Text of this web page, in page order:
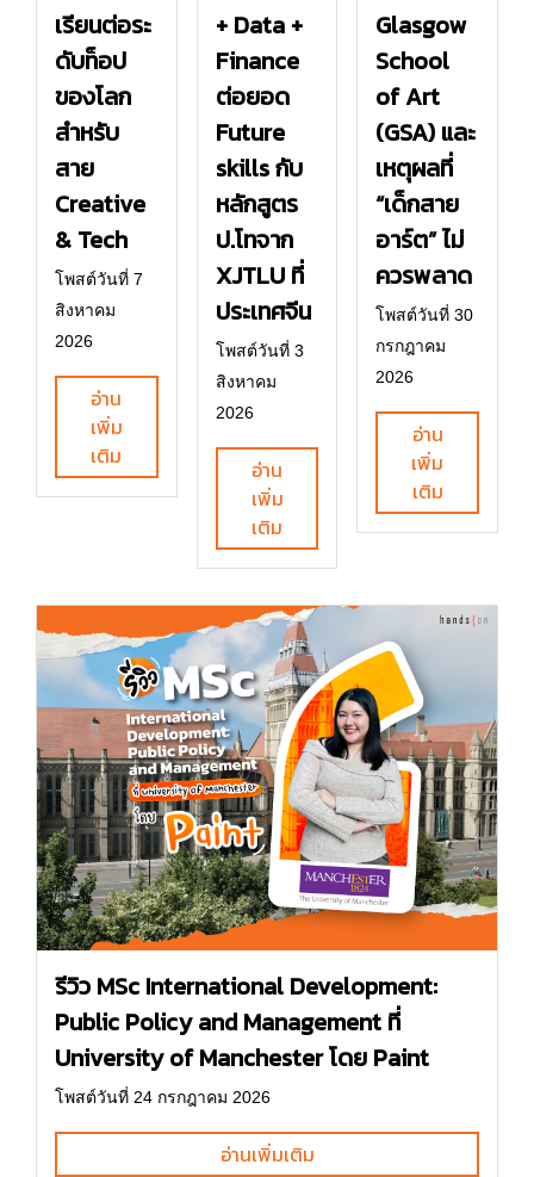
เรียนต่อระ
ดับท็อป
ของโลก
สำหรับ
สาย
Creative
& Tech
โพสต์วันที่ 7
สิงหาคม
2026
อ่าน
เพิ่ม
เติม
+ Data +
Finance
ต่อยอด
Future
skills กับ
หลักสูตร
ป.โทจาก
XJTLU ที่
ประเทศจีน
โพสต์วันที่ 3
สิงหาคม
2026
อ่าน
เพิ่ม
เติม
Glasgow
School
of Art
(GSA) และ
เหตุผลที่
“เด็กสาย
อาร์ต” ไม่
ควรพลาด
โพสต์วันที่ 30
กรกฎาคม
2026
อ่าน
เพิ่ม
เติม
รีวิว MSc International Development:
Public Policy and Management ที่
University of Manchester โดย Paint
โพสต์วันที่ 24 กรกฎาคม 2026
อ่านเพิ่มเติม